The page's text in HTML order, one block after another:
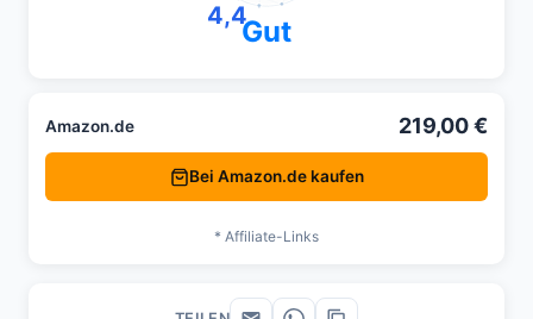
4,4Gut
Amazon.de 219,00 €
Bei Amazon.de kaufen
* Affiliate-Links